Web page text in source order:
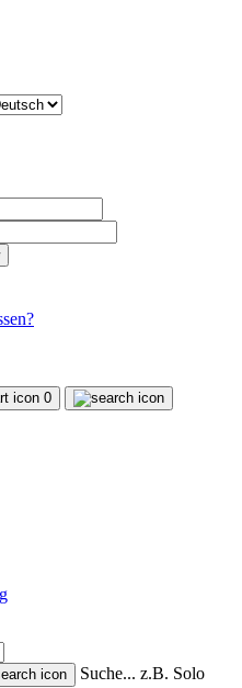
0
Suche... z.B. Solo